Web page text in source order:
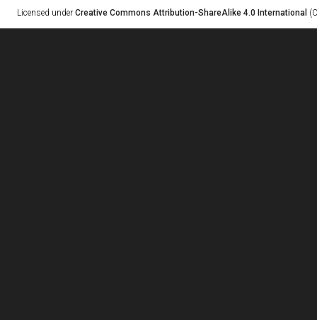
Licensed under Creative Commons Attribution-ShareAlike 4.0 International